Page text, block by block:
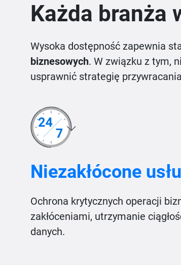
Każda branża
Wysoka dostępność zapewnia
biznesowych. W związku z tym,
usprawnić strategię
Niezakłócone
Ochrona krytycznych operacji
zakłóceniami, utrzymanie
danych.